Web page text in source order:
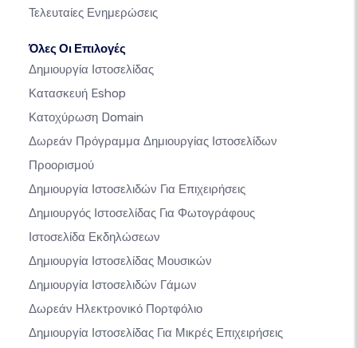
Τελευταίες Ενημερώσεις
Όλες Οι Επιλογές
Δημιουργία Ιστοσελίδας
Κατασκευή Eshop
Κατοχύρωση Domain
Δωρεάν Πρόγραμμα Δημιουργίας Ιστοσελίδων
Προορισμού
Δημιουργία Ιστοσελιδών Για Επιχειρήσεις
Δημιουργός Ιστοσελίδας Για Φωτογράφους
Ιστοσελίδα Εκδηλώσεων
Δημιουργία Ιστοσελίδας Μουσικών
Δημιουργία Ιστοσελιδών Γάμων
Δωρεάν Ηλεκτρονικό Πορτφόλιο
Δημιουργία Ιστοσελίδας Για Μικρές Επιχειρήσεις